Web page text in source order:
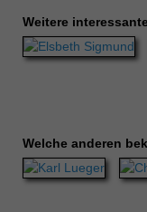
Weitere
Welche anderen